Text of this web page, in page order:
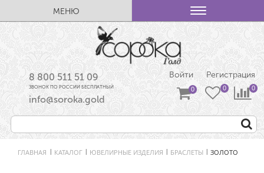
МЕНЮ
8 800 511 51 09
ЗВОНОК ПО РОССИИ БЕСПЛАТНЫЙ
info@soroka.gold
Войти Регистрация
ГЛАВНАЯ КАТАЛОГ ЮВЕЛИРНЫЕ ИЗДЕЛИЯ БРАСЛЕТЫ ЗОЛОТО